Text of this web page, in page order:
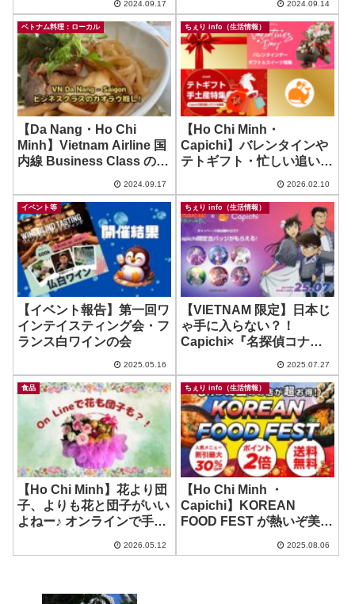
TSUTAYA SHARE
LOUNGE
2024.09.17 2024.09.14
ベトナム料理：ローカル
【Da Nang・Ho Chi
Minh】Vietnam Airline 国
内線 Business Class の機
2024.09.17
ちぇり info（生活情報）
【Ho Chi Minh・
Capichi】バレンタインや
テトギフト・忙しい追い込
2026.02.10
イベント等
【イベント報告】第一回ワ
インテイスティング会・フ
ランス白ワインの会
2025.05.16
ちぇり info（生活情報）
【VIETNAM 限定】日本じ
ゃ手に入らない？！
Capichi×『名探偵コナン
缶バッジ、コンプリートし
たよ！
2025.07.27
食品
【Ho Chi Minh】花より団
子、よりも花と団子がいい
よねー♪ オンラインで手軽
2026.05.12
ちぇり info（生活情報）
【Ho Chi Minh ・
Capichi】KOREAN
FOOD FEST が熱いぞ美味
2025.08.06